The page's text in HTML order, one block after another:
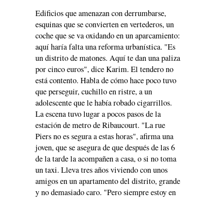
Edificios que amenazan con derrumbarse,
esquinas que se convierten en vertederos, un
coche que se va oxidando en un aparcamiento:
aquí haría falta una reforma urbanística. "Es
un distrito de matones. Aquí te dan una paliza
por cinco euros", dice Karim. El tendero no
está contento. Habla de cómo hace poco tuvo
que perseguir, cuchillo en ristre, a un
adolescente que le había robado cigarrillos.
La escena tuvo lugar a pocos pasos de la
estación de metro de Ribaucourt. "La rue
Piers no es segura a estas horas", afirma una
joven, que se asegura de que después de las 6
de la tarde la acompañen a casa, o si no toma
un taxi. Lleva tres años viviendo con unos
amigos en un apartamento del distrito, grande
y no demasiado caro. "Pero siempre estoy en